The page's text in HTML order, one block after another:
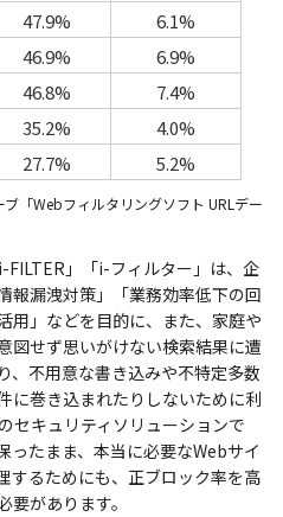
47.9%
6.1%
46.9%
6.9%
46.8%
7.4%
35.2%
4.0%
27.7% 5.2%
「Webフィルタリングソフト URLデー
」「i-フィルター」は、企
報漏洩対策」「業務効率低下の回
用」などを目的に、また、家庭や
図せず思いがけない検索結果に遭
、不用意な書き込みや不特定多数
に巻き込まれたりしないために利
セキュリティソリューションで
ったまま、本当に必要なWebサイ
するためにも、正ブロック率を高
があります。